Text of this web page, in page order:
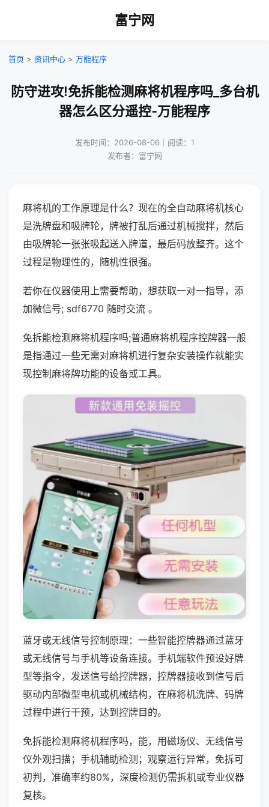
富宁网
首页 > 资讯中心 > 万能程序
防守进攻!免拆能检测麻将机程序吗_多台机
器怎么区分遥控-万能程序
发布时间：2026-08-06｜阅读：1
发布者：富宁网
麻将机的工作原理是什么？现在的全自动麻将机核心
是洗牌盘和吸牌轮，牌被打乱后通过机械搅拌，然后
由吸牌轮一张张吸起送入牌道，最后码放整齐。这个
过程是物理性的，随机性很强。
若你在仪器使用上需要帮助，想获取一对一指导，添
加微信号; sdf6770 随时交流 。
免拆能检测麻将机程序吗;普通麻将机程序控牌器一般
是指通过一些无需对麻将机进行复杂安装操作就能实
现控制麻将牌功能的设备或工具。
蓝牙或无线信号控制原理：一些智能控牌器通过蓝牙
或无线信号与手机等设备连接。手机端软件预设好牌
型等指令，发送信号给控牌器，控牌器接收到信号后
驱动内部微型电机或机械结构，在麻将机洗牌、码牌
过程中进行干预，达到控牌目的。
免拆能检测麻将机程序吗，能，用磁场仪、无线信号
仪外观扫描；手机辅助检测；观察运行异常，免拆可
初判，准确率约80%，深度检测仍需拆机或专业仪器
复核。